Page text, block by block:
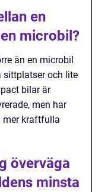
en
microbil?
än en microbil
sittplatser och lite
bilar är
men har
mer kraftfulla
överväga
minsta